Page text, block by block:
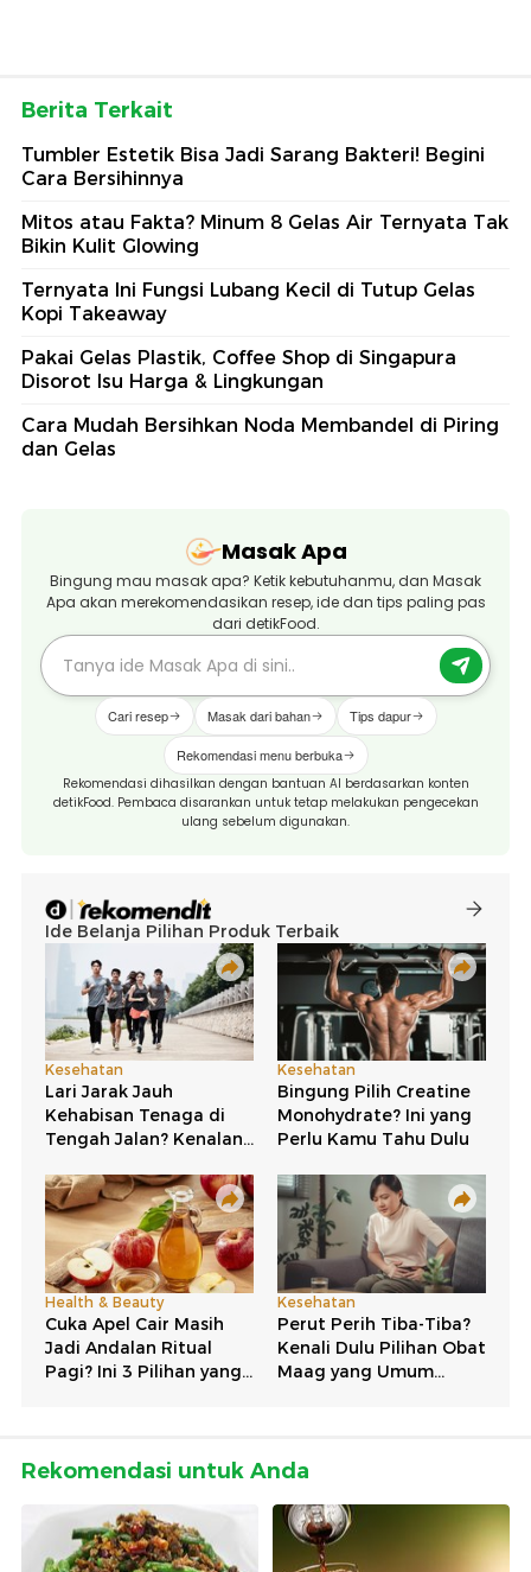
Berita Terkait
Tumbler Estetik Bisa Jadi Sarang Bakteri! Begini
Cara Bersihinnya
Mitos atau Fakta? Minum 8 Gelas Air Ternyata Tak
Bikin Kulit Glowing
Ternyata Ini Fungsi Lubang Kecil di Tutup Gelas
Kopi Takeaway
Pakai Gelas Plastik, Coffee Shop di Singapura
Disorot Isu Harga & Lingkungan
Cara Mudah Bersihkan Noda Membandel di Piring
dan Gelas
Masak Apa
Bingung mau masak apa? Ketik kebutuhanmu, dan Masak
Apa akan merekomendasikan resep, ide dan tips paling pas
dari detikFood.
Cari resep Masak dari bahan Tips dapur
Rekomendasi menu berbuka
Rekomendasi dihasilkan dengan bantuan AI berdasarkan konten
detikFood. Pembaca disarankan untuk tetap melakukan pengecekan
ulang sebelum digunakan.
Rekomendasi untuk Anda